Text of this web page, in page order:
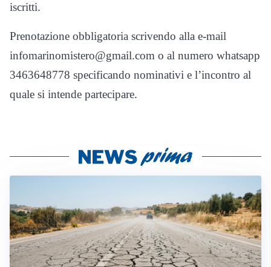
iscritti.
Prenotazione obbligatoria scrivendo alla e-mail
infomarinomistero@gmail.com o al numero whatsapp
3463648778 specificando nominativi e l’incontro al
quale si intende partecipare.